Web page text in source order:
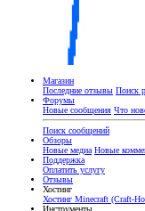
Магазин
Последние отзывы Поиск
Форумы
Новые сообщения Что
Поиск сообщений
Обзоры
Новые медиа Новые
Поддержка
Оплатить услугу
Отзывы
Хостинг
Хостинг Minecraft (Craft-
Инструменты